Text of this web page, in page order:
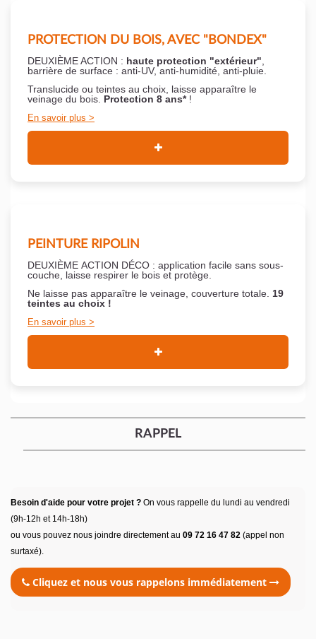
PROTECTION DU BOIS, AVEC "BONDEX"
DEUXIÈME ACTION : haute protection "extérieur"
barrière de surface : anti-UV, anti-humidité, anti-pluie.
Translucide ou teintes au choix, laisse apparaître le
veinage du bois. Protection 8 ans*!
En savoir plus
PEINTURE RIPOLIN
DEUXIÈME ACTION DÉCO : application facile sans sous-
couche, laisse respirer le bois et protège.
Ne laisse pas apparaître le veinage, couverture totale. 19
teintes au choix !
En savoir plus
RAPPEL
Besoin d'aide pour votre projet ? On vous rappelle du lundi au vendredi
(9h-12h et 14h-18h)
ou vous pouvez nous joindre directement au 09 72 16 47 82 (appel non
surtaxé).
Cliquez et nous vous rappelons immédiatement